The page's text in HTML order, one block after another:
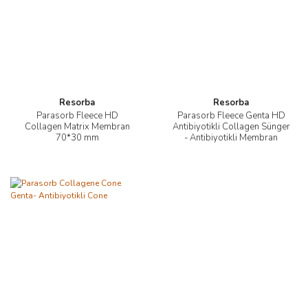
Resorba
Parasorb Fleece HD
Collagen Matrix Membran
70*30 mm
Resorba
Parasorb Fleece Genta HD
Antibiyotikli Collagen Sünger
- Antibiyotikli Membran